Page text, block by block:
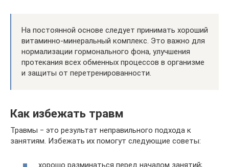
На постоянной основе следует принимать хороший
витаминно-минеральный комплекс. Это важно для
нормализации гормонального фона, улучшения
протекания всех обменных процессов в организме
и защиты от перетренированности.
Как избежать травм
Травмы ‒ это результат неправильного подхода к
занятиям. Избежать их помогут следующие советы:
хорошо разминаться перед началом занятий;